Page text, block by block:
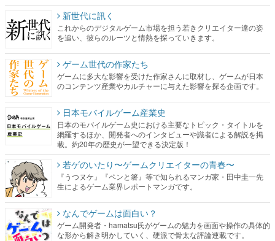
新世代に訊く
これからのデジタルゲーム市場を担う若きクリエイター達の姿
を追い、彼らのルーツと情熱を探っていきます。
ゲーム世代の作家たち
ゲームに多大な影響を受けた作家さんに取材し、ゲームが日本
のコンテンツ産業やカルチャーに与えた影響を探る企画です。
日本モバイルゲーム産業史
日本のモバイルゲーム史における主要なトピック・タイトルを
網羅するほか、開発者へのインタビューや識者による解説を掲
載。約20年の歴史が一望できる決定版！
若ゲのいたり〜ゲームクリエイターの青春〜
『うつヌケ』『ペンと箸』等で知られるマンガ家・田中圭一先
生によるゲーム業界レポートマンガです。
なんでゲームは面白い？
ゲーム開発者・hamatsu氏がゲームの魅力を画面や操作の具体的
な形から解き明かしていく、硬派で骨太な評論連載です。